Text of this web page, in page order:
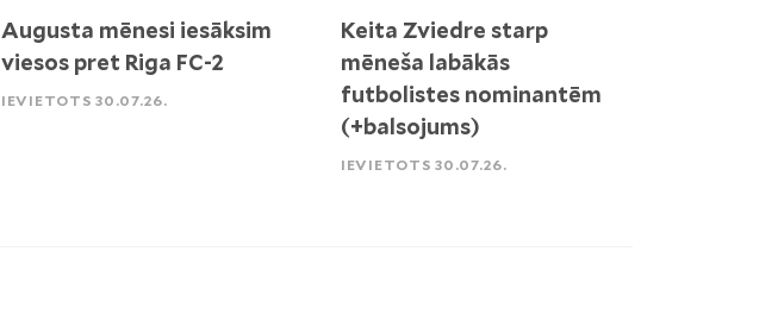
Augusta mēnesi iesāksim
viesos pret Riga FC-2
IEVIETOTS 30.07.26.
Keita Zviedre starp
mēneša labākās
futbolistes nominantēm
(+balsojums)
IEVIETOTS 30.07.26.